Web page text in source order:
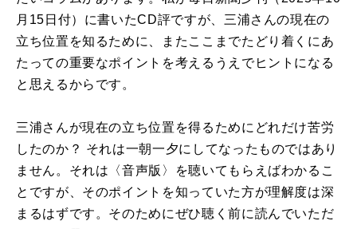
月 15 日付）に書いたCD評ですが、三浦さんの現在の
立ち位置を知るために、またここまでたどり着くにあ
たっての重要なポイントを考えるうえでヒントになる
と思えるからです。
三浦さんが現在の立ち位置を得るためにどれだけ苦労
したのか？ それは一朝一夕にしてなったものではあり
ません。それは〈音声版〉を聴いてもらえばわかるこ
とですが、そのポイントを知っていた方が理解度は深
まるはずです。そのためにぜひ聴く前に読んでいただ